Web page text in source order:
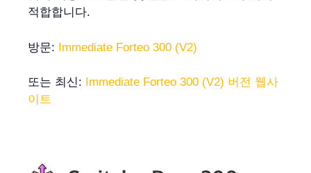
적합합니다.
방문: Immediate Forteo 300 (V2)
또는 최신:
Immediate Forteo 300 (V2) 버전 웹사
이트